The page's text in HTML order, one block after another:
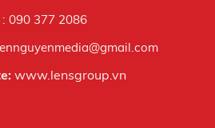
: 090 377 2086
www.lensgroup.vn